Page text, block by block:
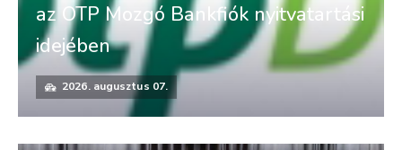
az OTP Mozgó Bankfiók nyitvatartási
idejében
2026. augusztus 07.